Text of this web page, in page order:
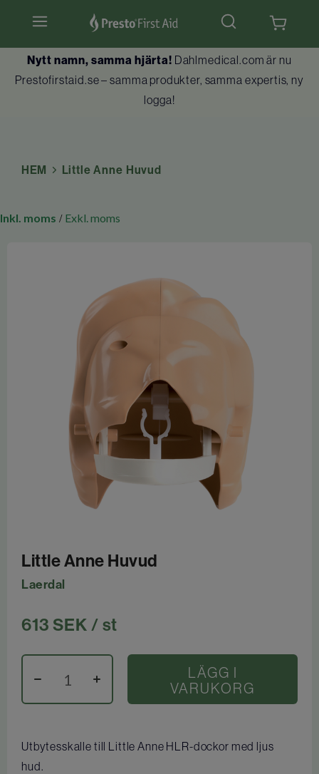
Hjärtstartare & tillbehör
Brandskydd
Nytt namn, samma hjärta! Dahlmedical.com är nu
Prestofirstaid.se – samma produkter, samma expertis, ny
logga!
HEM Little Anne Huvud
Inkl. moms / Exkl. moms
Little Anne Huvud
Laerdal
613 SEK / st
LÄGG I
VARUKORG
Utbytesskalle till Little Anne HLR-dockor med ljus
hud.